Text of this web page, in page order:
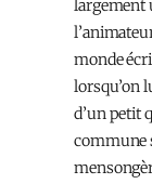
largement
monde
lorsqu’on
d’un petit
commune